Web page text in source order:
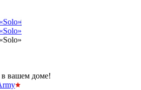
вашем доме!